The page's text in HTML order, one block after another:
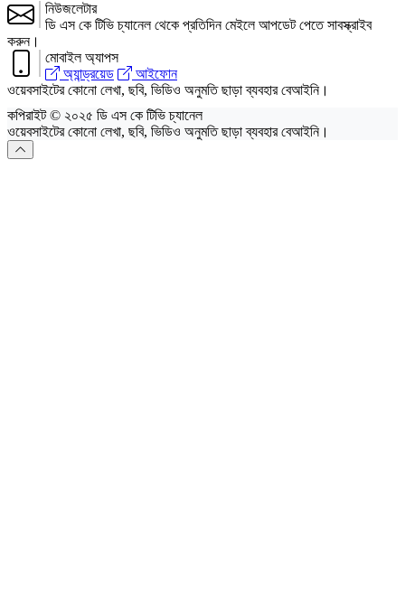
নিউজলেটার
ডি এস কে টিভি চ্যানেল থেকে প্রতিদিন মেইলে আপডেট পেতে সাবস্ক্রাইব
করুন।
মোবাইল অ্যাপস
অ্যান্ড্রয়েড
আইফোন
ওয়েবসাইটের কোনো লেখা, ছবি, ভিডিও অনুমতি ছাড়া ব্যবহার বেআইনি।
কপিরাইট © ২০২৫ ডি এস কে টিভি চ্যানেল
ওয়েবসাইটের কোনো লেখা, ছবি, ভিডিও অনুমতি ছাড়া ব্যবহার বেআইনি।